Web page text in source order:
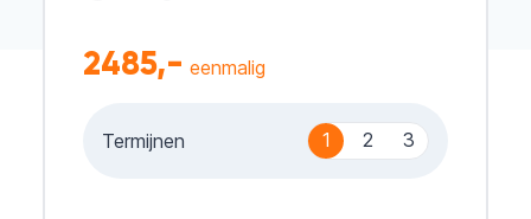
2485,- eenmalig
Termijnen 1 2 3